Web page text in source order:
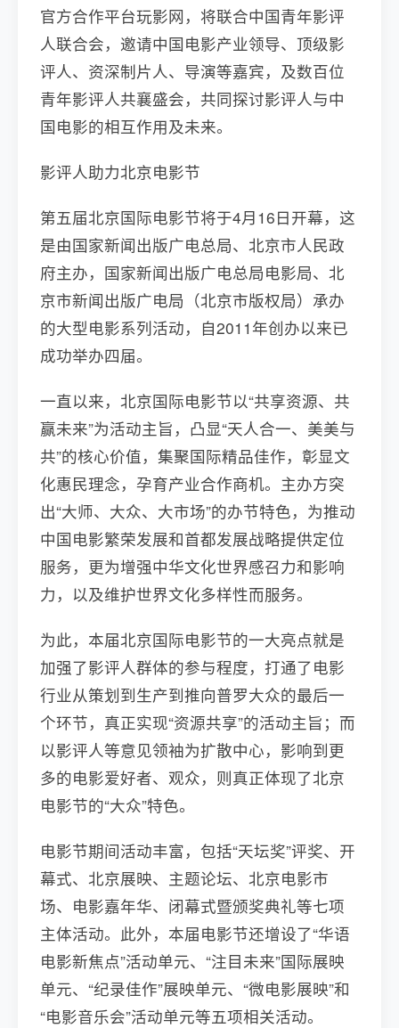
官方合作平台玩影网，将联合中国青年影评
人联合会，邀请中国电影产业领导、顶级影
评人、资深制片人、导演等嘉宾，及数百位
青年影评人共襄盛会，共同探讨影评人与中
国电影的相互作用及未来。
影评人助力北京电影节
第五届北京国际电影节将于4月16日开幕，这
是由国家新闻出版广电总局、北京市人民政
府主办，国家新闻出版广电总局电影局、北
京市新闻出版广电局（北京市版权局）承办
的大型电影系列活动，自2011年创办以来已
成功举办四届。
一直以来，北京国际电影节以“共享资源、共
赢未来”为活动主旨，凸显“天人合一、美美与
共”的核心价值，集聚国际精品佳作，彰显文
化惠民理念，孕育产业合作商机。主办方突
出“大师、大众、大市场”的办节特色，为推动
中国电影繁荣发展和首都发展战略提供定位
服务，更为增强中华文化世界感召力和影响
力，以及维护世界文化多样性而服务。
为此，本届北京国际电影节的一大亮点就是
加强了影评人群体的参与程度，打通了电影
行业从策划到生产到推向普罗大众的最后一
个环节，真正实现“资源共享”的活动主旨；而
以影评人等意见领袖为扩散中心，影响到更
多的电影爱好者、观众，则真正体现了北京
电影节的“大众”特色。
电影节期间活动丰富，包括“天坛奖”评奖、开
幕式、北京展映、主题论坛、北京电影市
场、电影嘉年华、闭幕式暨颁奖典礼等七项
主体活动。此外，本届电影节还增设了“华语
电影新焦点”活动单元、“注目未来”国际展映
单元、“纪录佳作”展映单元、“微电影展映”和
“电影音乐会”活动单元等五项相关活动。